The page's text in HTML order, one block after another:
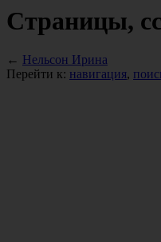
Страницы,
← Нельсон Ирина
Перейти к: навигация,